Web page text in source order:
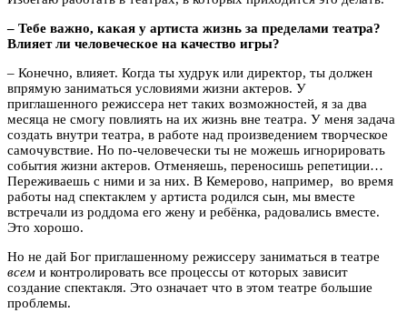
– Тебе важно, какая у артиста жизнь за пределами театра?
Влияет ли человеческое на качество игры?
– Конечно, влияет. Когда ты худрук или директор, ты должен
впрямую заниматься условиями жизни актеров. У
приглашенного режиссера нет таких возможностей, я за два
месяца не смогу повлиять на их жизнь вне театра. У меня задача
создать внутри театра, в работе над произведением творческое
самочувствие. Но по-человечески ты не можешь игнорировать
события жизни актеров. Отменяешь, переносишь репетиции…
Переживаешь с ними и за них. В Кемерово, например, во время
работы над спектаклем у артиста родился сын, мы вместе
встречали из роддома его жену и ребёнка, радовались вместе.
Это хорошо.
Но не дай Бог приглашенному режиссеру заниматься в театре
всем и контролировать все процессы от которых зависит
создание спектакля. Это означает что в этом театре большие
проблемы.